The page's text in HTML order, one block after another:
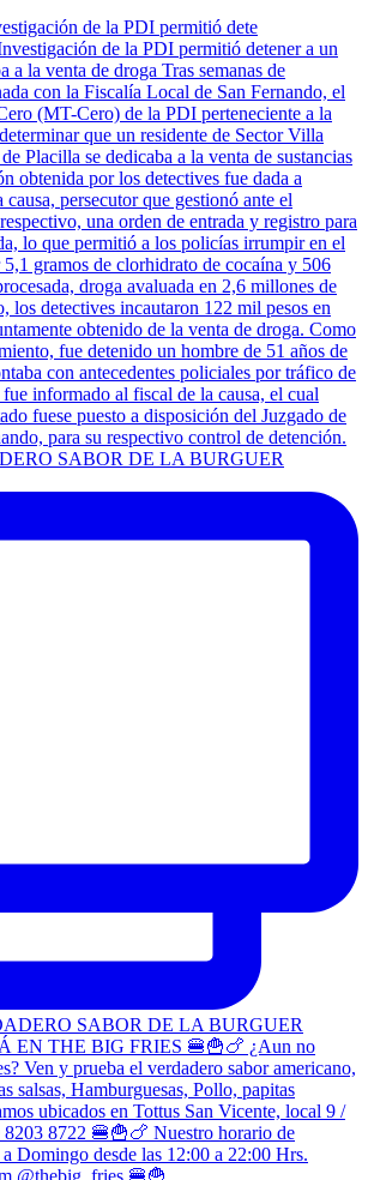
de la PDI permitió dete
SABOR DE LA BURGUER